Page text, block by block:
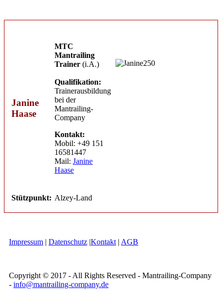
Janine
Haase
MTC
Mantrailing
Trainer (i.A.)
Qualifikation:
Trainerausbildung
bei der
Mantrailing-
Company
Kontakt:
Mobil: +49 151
16581447
Mail: Janine
Haase
Stützpunkt: Alzey-Land
Impressum | Datenschutz |Kontakt | AGB
Copyright © 2017 - All Rights Reserved - Mantrailing-Company
- info@mantrailing-company.de